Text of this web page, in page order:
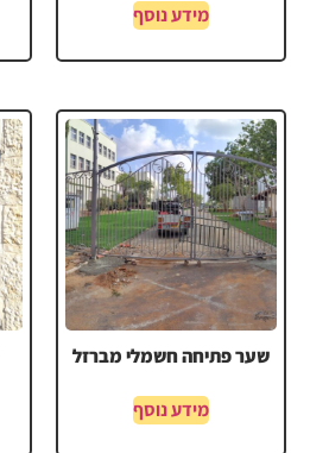
מידע נוסף
שער פתיחה חשמלי מברזל
מידע נוסף